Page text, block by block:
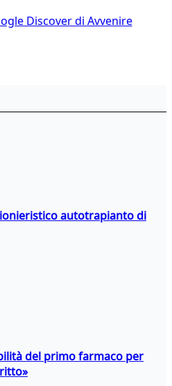
Discover di Avvenire
autotrapianto di
del primo farmaco per